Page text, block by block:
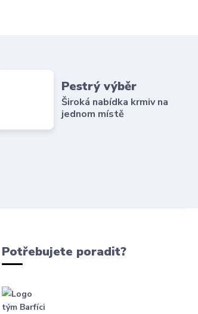
Pestrý výběr
Široká nabídka krmiv na
jednom místě
Potřebujete poradit?
tým Barfíci